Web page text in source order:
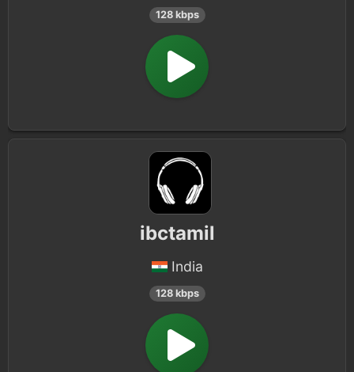
128 kbps
ibctamil
India
128 kbps